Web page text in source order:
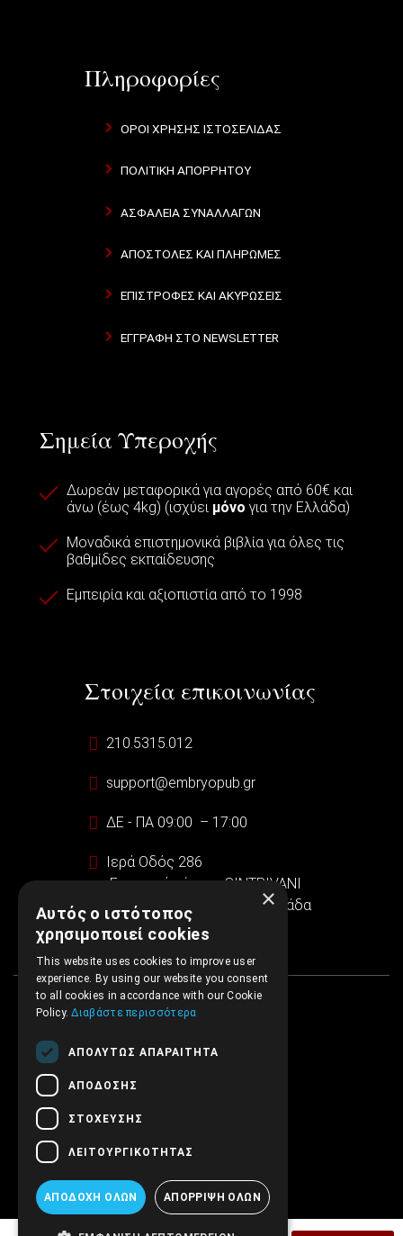
Πληροφορίες
ΌΡΟΙ ΧΡΉΣΗΣ ΙΣΤΟΣΕΛΊΔΑΣ
ΠΟΛΙΤΙΚΉ ΑΠΟΡΡΉΤΟΥ
ΑΣΦΆΛΕΙΑ ΣΥΝΑΛΛΑΓΏΝ
ΑΠΟΣΤΟΛΈΣ ΚΑΙ ΠΛΗΡΩΜΈΣ
ΕΠΙΣΤΡΟΦΈΣ ΚΑΙ ΑΚΥΡΏΣΕΙΣ
ΕΓΓΡΑΦΉ ΣΤΟ NEWSLETTER
Σημεία Υπεροχής
Δωρεάν μεταφορικά για αγορές από 60€ και
άνω (έως 4kg) (ισχύει μόνο για την Ελλάδα)
Μοναδικά επιστημονικά βιβλία για όλες τις
βαθμίδες εκπαίδευσης
Εμπειρία και αξιοπιστία από το 1998
Στοιχεία επικοινωνίας
210.5315.012
support@embryopub.gr
ΔΕ - ΠΑ 09:00 – 17:00
Ιερά Οδός 286
Εμπορικό κέντρο SINTRIVANI
122 43 Αιγάλεω Αθήνα, Ελλάδα
×
Αυτός ο ιστότοπος
χρησιμοποιεί cookies
This website uses cookies to improve user
experience. By using our website you consent
to all cookies in accordance with our Cookie
Policy.Διαβάστε περισσότερα
ΑΠΟΛΎΤΩΣ ΑΠΑΡΑΊΤΗΤΑ
ΑΠΌΔΟΣΗΣ
ΣΤΌΧΕΥΣΗΣ
ΛΕΙΤΟΥΡΓΙΚΌΤΗΤΑΣ
ΑΠΟΔΟΧΉ ΌΛΩΝ ΑΠΌΡΡΙΨΗ ΌΛΩΝ